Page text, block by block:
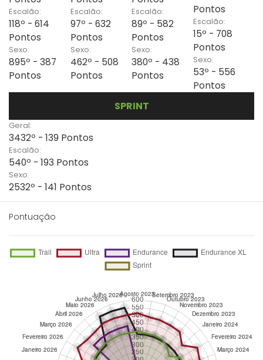
Escalão:
118º - 614
Pontos
Sexo:
895º - 387
Pontos
Escalão:
97º - 632
Pontos
Sexo:
462º - 508
Pontos
Escalão:
89º - 582
Pontos
Sexo:
380º - 438
Pontos
Pontos
Escalão:
15º - 708
Pontos
Sexo:
53º - 556
Pontos
SPRINT
Geral:
3432º - 139 Pontos
Escalão:
540º - 193 Pontos
Sexo:
2532º - 141 Pontos
Pontuação